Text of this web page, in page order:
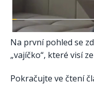
Na první pohled se
„vajíčko“, které visí
Pokračujte ve čtení